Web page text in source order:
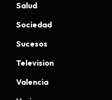
Salud
Sociedad
Sucesos
Television
Valencia